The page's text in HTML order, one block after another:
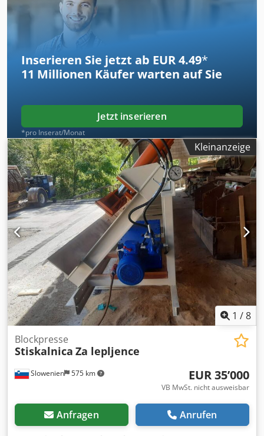
Inserieren Sie jetzt ab EUR 4.49*
11 Millionen Käufer warten auf Sie
Jetzt inserieren
*pro Inserat/Monat
Kleinanzeige
1 /8
Slowenien 575 km
Blockpresse
Stiskalnica Za lepljence
EUR 35’000
VB MwSt. nicht ausweisbar
Anfragen Anrufen